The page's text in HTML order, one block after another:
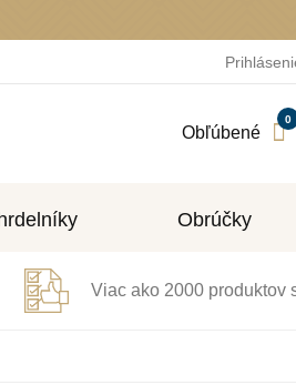
Obľúbené
0
Obrúčky
Viac ako 2000 produktov